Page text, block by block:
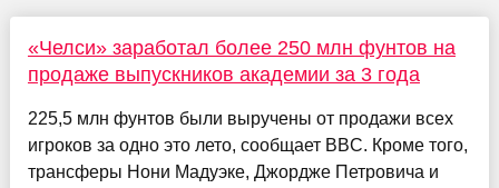
«Челси» заработал более 250 млн фунтов на
продаже выпускников академии за 3 года
225,5 млн фунтов были выручены от продажи всех
игроков за одно это лето, сообщает BBC. Кроме того,
трансферы Нони Мадуэке, Джордже Петровича и